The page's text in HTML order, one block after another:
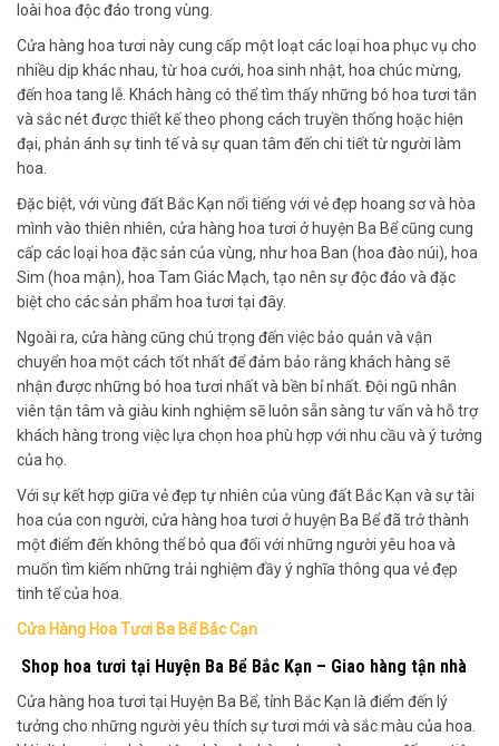
loài hoa độc đáo trong vùng.
Cửa hàng hoa tươi này cung cấp một loạt các loại hoa phục vụ cho
nhiều dịp khác nhau, từ hoa cưới, hoa sinh nhật, hoa chúc mừng,
đến hoa tang lễ. Khách hàng có thể tìm thấy những bó hoa tươi tắn
và sắc nét được thiết kế theo phong cách truyền thống hoặc hiện
đại, phản ánh sự tinh tế và sự quan tâm đến chi tiết từ người làm
hoa.
Đặc biệt, với vùng đất Bắc Kạn nổi tiếng với vẻ đẹp hoang sơ và hòa
mình vào thiên nhiên, cửa hàng hoa tươi ở huyện Ba Bể cũng cung
cấp các loại hoa đặc sản của vùng, như hoa Ban (hoa đào núi), hoa
Sim (hoa mận), hoa Tam Giác Mạch, tạo nên sự độc đáo và đặc
biệt cho các sản phẩm hoa tươi tại đây.
Ngoài ra, cửa hàng cũng chú trọng đến việc bảo quản và vận
chuyển hoa một cách tốt nhất để đảm bảo rằng khách hàng sẽ
nhận được những bó hoa tươi nhất và bền bỉ nhất. Đội ngũ nhân
viên tận tâm và giàu kinh nghiệm sẽ luôn sẵn sàng tư vấn và hỗ trợ
khách hàng trong việc lựa chọn hoa phù hợp với nhu cầu và ý tưởng
của họ.
Với sự kết hợp giữa vẻ đẹp tự nhiên của vùng đất Bắc Kạn và sự tài
hoa của con người, cửa hàng hoa tươi ở huyện Ba Bể đã trở thành
một điểm đến không thể bỏ qua đối với những người yêu hoa và
muốn tìm kiếm những trải nghiệm đầy ý nghĩa thông qua vẻ đẹp
tinh tế của hoa.
Cửa Hàng Hoa Tươi Ba Bể Bắc Cạn
Shop hoa tươi tại Huyện Ba Bể Bắc Kạn – Giao hàng tận nhà
Cửa hàng hoa tươi tại Huyện Ba Bể, tỉnh Bắc Kạn là điểm đến lý
tưởng cho những người yêu thích sự tươi mới và sắc màu của hoa.